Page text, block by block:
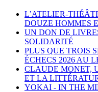
L’ATELIER-
DOUZE HOMMES
UN DON DE
SOLIDARITÉ
PLUS QUE TROIS
ÉCHECS 2026 AU
CLAUDE MONET,
ET LA
YOKAI - IN THE